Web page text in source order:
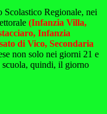
Regionale, nei
(Infanzia Villa,
Infanzia
di Vico, Secondaria
non solo nei giorni 21 e
scuola, quindi, il giorno